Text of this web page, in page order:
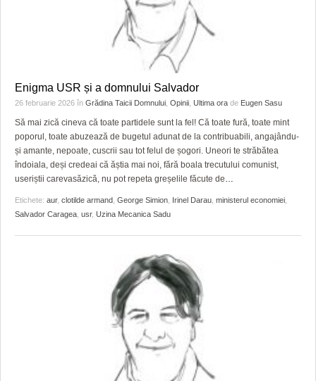
Enigma USR și a domnului Salvador
26 februarie 2026 în Grădina Taicii Domnului Opinii Ultima ora de Eugen Sasu
Să mai zică cineva că toate partidele sunt la fel! Că toate fură, toate mint
poporul, toate abuzează de bugetul adunat de la contribuabili, angajându-
și amante, nepoate, cuscrii sau tot felul de șogori. Uneori te străbătea
îndoiala, deși credeai că ăștia mai noi, fără boala trecutului comunist,
useriștii carevasăzică, nu pot repeta greșelile făcute de…
Etichete: aur, clotilde armand George Simion Irinel Darau ministerul economiei
Salvador Caragea usr, Uzina Mecanica Sadu